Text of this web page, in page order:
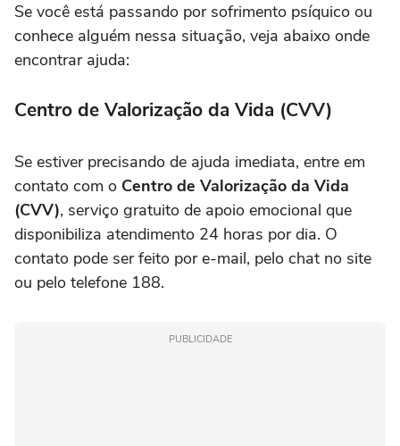
Se você está passando por sofrimento psíquico ou
conhece alguém nessa situação, veja abaixo onde
encontrar ajuda:
Centro de Valorização da Vida (CVV)
Se estiver precisando de ajuda imediata, entre em
contato com o Centro de Valorização da Vida
(CVV), serviço gratuito de apoio emocional que
disponibiliza atendimento 24 horas por dia. O
contato pode ser feito por e-mail, pelo chat no site
ou pelo telefone 188.
PUBLICIDADE